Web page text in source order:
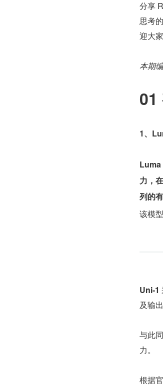
分享
思考的
迎大
本期
01
1、
Luma
力，
列的
该模
Uni-1
及输
与此
力。
根据